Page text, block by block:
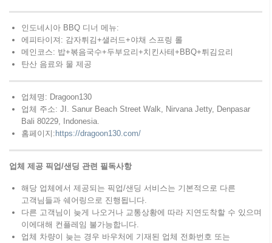
인도네시아 BBQ 디너 메뉴:
에피타이져: 감자튀김+샐러드+야채 스프링 롤
메인코스: 밥+볶음국수+두부요리+치킨사테+BBQ+튀김요리
탄산 음료와 물 제공
업체명: Dragoon130
업체 주소: JI. Sanur Beach Street Walk, Nirvana Jetty, Denpasar
Bali 80229, Indonesia.
홈페이지: https://dragoon130.com/
업체 제공 픽업/샌딩 관련 필독사항
해당 업체에서 제공되는 픽업/샌딩 서비스는 기본적으로 다른
고객님들과 쉐어링으로 진행됩니다.
다른 고객님이 늦게 나오거나 교통상황에 따라 지연도착할 수 있으며
이에대해 컨플레임 불가능합니다.
업체 차량이 늦는 경우 바우처에 기재된 업체 전화번호 또는